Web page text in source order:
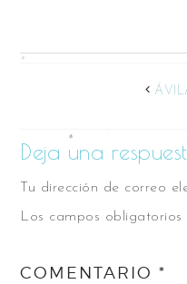
Deja una
Tu dirección de correo
Los campos obligatorios
COMENTARIO*